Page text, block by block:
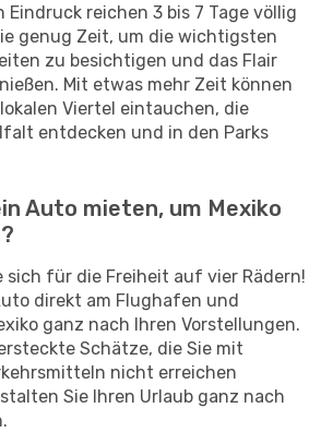
Eindruck reichen 3 bis 7 Tage völlig
genug Zeit, um die wichtigsten
zu besichtigen und das Flair
Mit etwas mehr Zeit können
Viertel eintauchen, die
entdecken und in den Parks
Auto mieten, um Mexiko
sich für die Freiheit auf vier Rädern!
direkt am Flughafen und
ganz nach Ihren Vorstellungen.
Schätze, die Sie mit
nicht erreichen
Sie Ihren Urlaub ganz nach